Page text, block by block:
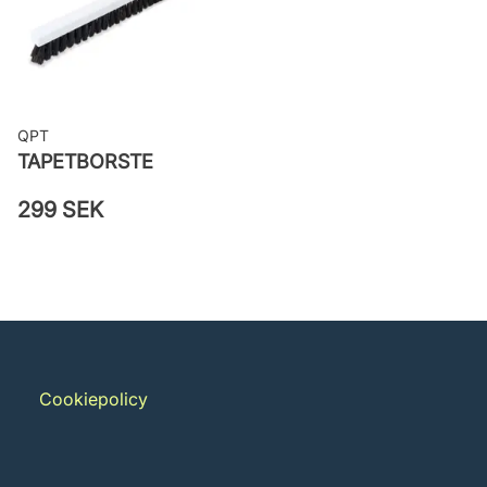
QPT
TAPETBORSTE
299 SEK
Cookiepolicy